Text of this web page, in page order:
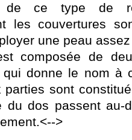
de ce type de
les couvertures
une peau
composée de
donne le nom à
parties sont
du dos passent au-
>